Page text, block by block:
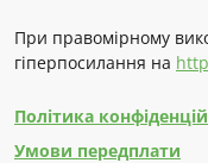
При правомірному
гіперпосилання на
Політика
Умови передплати